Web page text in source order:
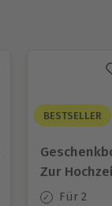
BESTSELLER
Zur
Für 2